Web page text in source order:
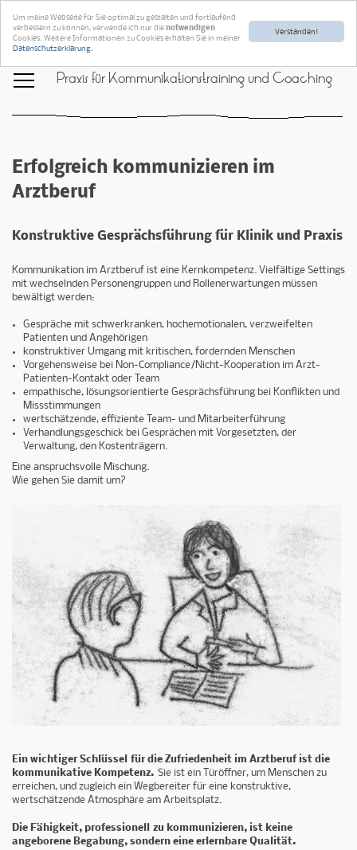
Verstanden!
Um meine Webseite für Sie optimal zu gestalten und fortlaufend
verbessern zu können, verwende ich nur dienotwendigen
Cookies. Weitere Informationen zu Cookies erhalten Sie in meiner
Datenschutzerklärung.
Praxis für Kommunikationstraining und Coaching
Erfolgreich kommunizieren im
Arztberuf
Konstruktive Gesprächsführung für Klinik und Praxis
Kommunikation im Arztberuf ist eine Kernkompetenz. Vielfältige Settings
mit wechselnden Personengruppen und Rollenerwartungen müssen
bewältigt werden:
Gespräche mit schwerkranken, hochemotionalen, verzweifelten
Patienten und Angehörigen
konstruktiver Umgang mit kritischen, fordernden Menschen
Vorgehensweise bei Non-Compliance/Nicht-Kooperation im Arzt-
Patienten-Kontakt oder Team
empathische, lösungsorientierte Gesprächsführung bei Konflikten und
Missstimmungen
wertschätzende, effiziente Team- und Mitarbeiterführung
Verhandlungsgeschick bei Gesprächen mit Vorgesetzten, der
Verwaltung, den Kostenträgern.
Eine anspruchsvolle Mischung.
Wie gehen Sie damit um?
Ein wichtiger Schlüssel für die Zufriedenheit im Arztberuf ist die
kommunikative Kompetenz. Sie ist ein Türöffner, um Menschen zu
erreichen, und zugleich ein Wegbereiter für eine konstruktive,
wertschätzende Atmosphäre am Arbeitsplatz.
Die Fähigkeit, professionell zu kommunizieren, ist keine
angeborene Begabung, sondern eine erlernbare Qualität.